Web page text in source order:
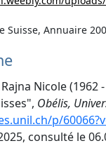
Suisse, Annuaire
Nicole (1962
Obélis,
p/
consulté le